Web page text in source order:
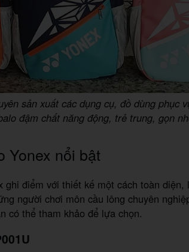
sản xuất các dụng cụ, đồ dùng phục
đậm chất năng động, trẻ trung, gọn
Yonex nổi bật
ghi điểm với thiết kế một cách toàn diện,
người chơi môn cầu lông chuyên
có thể tham khảo để lựa chọn.